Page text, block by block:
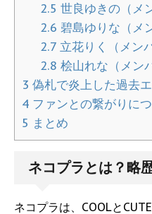
2.5 世良ゆきの（メ
2.6 碧島ゆりな（メ
2.7立花りく（メン
2.8 桧山れな（メン
3 偽札で炎上した過去
4 ファンとの繋がりに
5 まとめ
ネコプラとは？略
ネコプラは、COOLと